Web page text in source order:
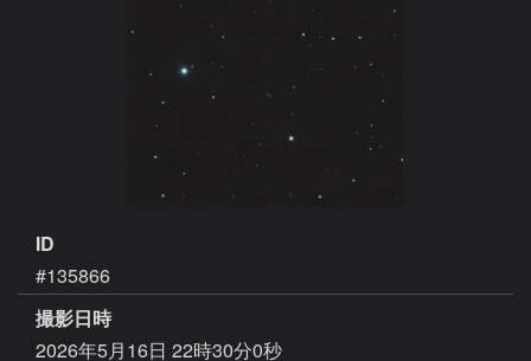
ID
#135866
撮影日時
2026年5月16日 22時30分0秒